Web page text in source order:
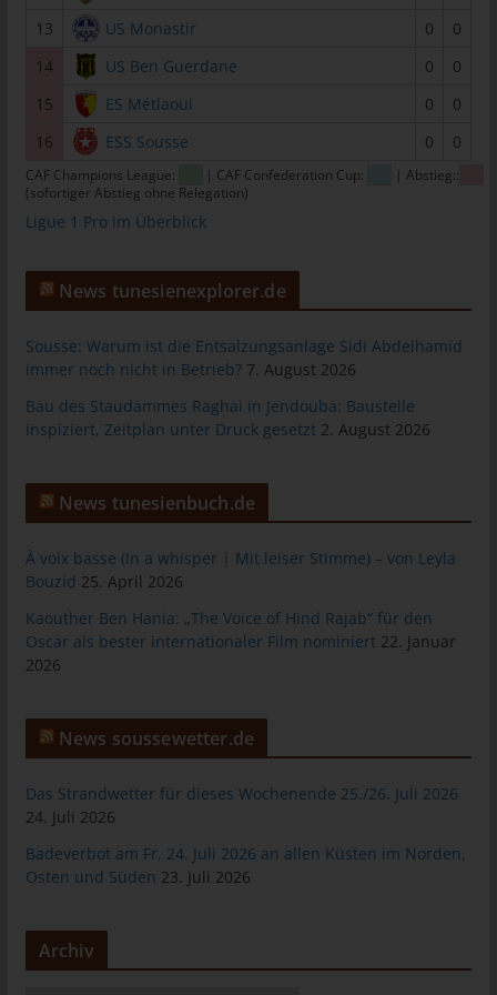
13
US Monastir 0
0
14
US Ben Guerdane 0
0
15
ES Métlaoui 0
0
16
ESS Sousse 0 0
CAF Champions League: | CAF Confederation Cup:
| Abstieg::
(sofortiger Abstieg ohne Relegation)
Ligue 1 Pro im Überblick
News tunesienexplorer.de
Sousse: Warum ist die Entsalzungsanlage Sidi Abdelhamid
immer noch nicht in Betrieb? 7. August 2026
Bau des Staudammes Raghai in Jendouba: Baustelle
inspiziert, Zeitplan unter Druck gesetzt 2. August 2026
News tunesienbuch.de
À voix basse (In a whisper | Mit leiser Stimme) – von Leyla
Bouzid 25. April 2026
Kaouther Ben Hania: „The Voice of Hind Rajab“ für den
Oscar als bester internationaler Film nominiert 22. Januar
2026
News soussewetter.de
Das Strandwetter für dieses Wochenende 25./26. Juli 2026
24. Juli 2026
Badeverbot am Fr, 24. Juli 2026 an allen Küsten im Norden,
Osten und Süden 23. Juli 2026
Archiv
tunesienfussball.de
Uwe Wassenberg
Rue 2 Mars
4022 Akouda - Tunesien
E-Mail:
Die Internetseiten verwenden Cookies. Cookies sind
Textdateien, welche über einen Internetbrowser auf einem
Computersystem abgelegt und gespeichert werden.
Zahlreiche Internetseiten und Server verwenden Cookies. Viele
Cookies enthalten eine sogenannte Cookie-ID. Eine Cookie-ID
ist eine eindeutige Kennung des Cookies. Sie besteht aus einer
das Cookie gespeichert wurde. Dies ermöglicht es den
besuchten Internetseiten und Servern, den individuellen
Browser der betroffenen Person von anderen Internetbrowsern,
die andere Cookies enthalten, zu unterscheiden. Ein bestimmter
Internetbrowser kann über die eindeutige Cookie-ID
wiedererkannt und identifiziert werden.
Durch den Einsatz von Cookies kann den Nutzern dieser
Mittels eines Cookies können die Informationen und Angebote
werden. Cookies ermöglichen uns, wie bereits erwähnt, die
Benutzer unserer Internetseite wiederzuerkennen. Zweck dieser
Internetseite zu erleichtern. Der Benutzer einer Internetseite, die
Cookies verwendet, muss beispielsweise nicht bei jedem
weil dies von der Internetseite und dem auf dem
Computersystem des Benutzers abgelegten Cookie